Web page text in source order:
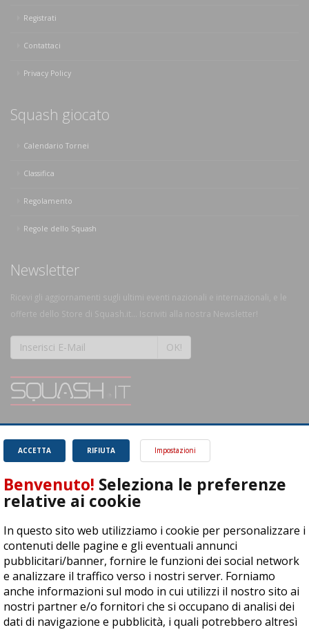
Registrati
Contattaci
Privacy Policy
Squash giocato
Calendario Tornei
Classifica
Regolamento
Regole dello Squash
Newsletter
Ricevi gli aggiornamenti sugli ultimi eventi nazionali e internazionali, e le
offerte dello Store di Squash.it... Iscriviti alla nostra Newsletter!
OK!
magnifico sport.
Leggi
RIFIUTA
ACCETTA Impostazioni
Benvenuto! Seleziona le preferenze
relative ai cookie
In questo sito web utilizziamo i cookie per personalizzare i
contenuti delle pagine e gli eventuali annunci
pubblicitari/banner, fornire le funzioni dei social network
e analizzare il traffico verso i nostri server. Forniamo
anche informazioni sul modo in cui utilizzi il nostro sito ai
nostri partner e/o fornitori che si occupano di analisi dei
dati di navigazione e pubblicità, i quali potrebbero altresì
ASD Let's Sport - Via T. Olivelli 3, 25014 Castenedolo (BS) - P. Iva:
04278030988
© Copyright 2015 | All Rights Reserved - Powered byDynDevice
Privacy Policy Cookie Policy Accessibilità Sitemap